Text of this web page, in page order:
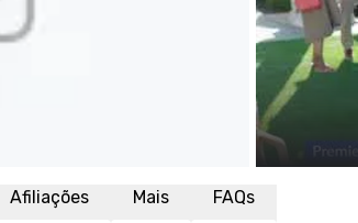
Afiliações Mais FAQs